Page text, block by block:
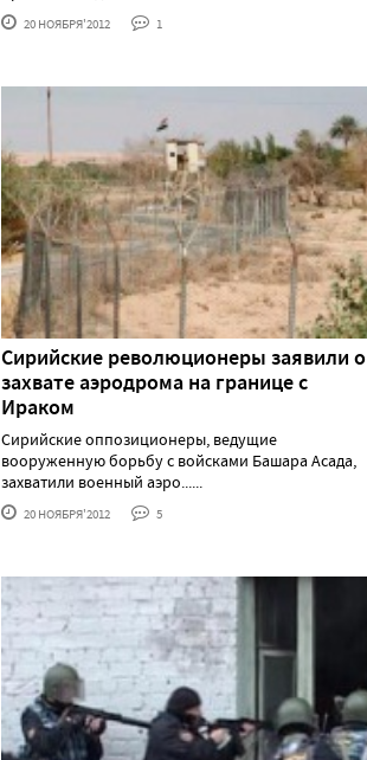
20 НОЯБРЯ'2012 1
Сирийские революционеры заявили о
захвате аэродрома на границе с
Ираком
Сирийские оппозиционеры, ведущие
вооруженную борьбу с войсками Башара Асада,
захватили военный аэро......
20 НОЯБРЯ'2012 5